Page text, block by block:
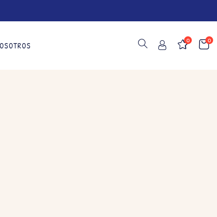
0
0